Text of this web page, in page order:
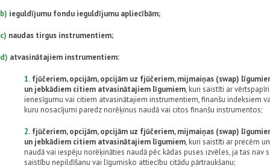
b) ieguldījumu fondu ieguldījumu apliecībām;
c) naudas tirgus instrumentiem;
d) atvasinātajiem instrumentiem:
1. fjūčeriem, opcijām, opcijām uz fjūčeriem, mijmaiņas (swap)
un jebkādiem citiem atvasinātajiem līgumiem, kuri saistīti ar
ienesīgumu vai citiem atvasinātajiem instrumentiem, finanšu indeksiem
kuru nosacījumi paredz norēķinus naudā vai citos finanšu instrumentos;
2. fjūčeriem, opcijām, opcijām uz fjūčeriem, mijmaiņas (swap)
un jebkādiem citiem atvasinātajiem līgumiem, kuri saistīti ar precēm
naudā vai iespēju norēķināties naudā pēc kādas puses izvēles, ja tas nav
saistību nepildīšanu vai līgumisko attiecību citādu pārtraukšanu;